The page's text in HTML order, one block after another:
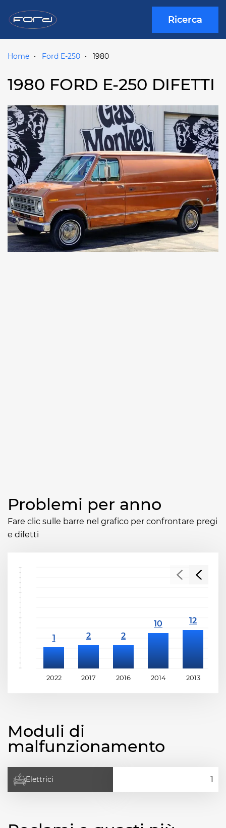
Ricerca
Home Ford E-250 1980
1980 FORD E-250 DIFETTI
Problemi per anno
Fare clic sulle barre nel grafico per confrontare pregi
e difetti
2022 2017 2016 2014 2013
Moduli di
malfunzionamento
Elettrici